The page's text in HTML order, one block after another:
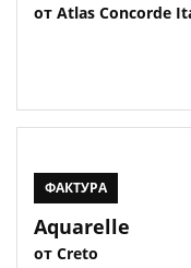
от Atlas Concorde
ФАКТУРА
Aquarelle
от Creto